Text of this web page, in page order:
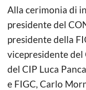
Alla cerimonia di
presidente del
presidente della
vicepresidente del
del CIP Luca
e FIGC, Carlo